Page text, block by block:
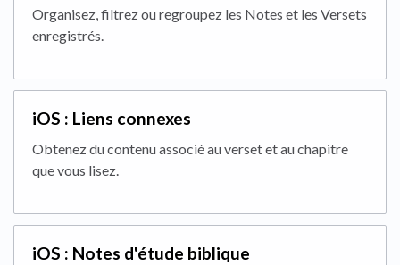
Organisez, filtrez ou regroupez les Notes et les Versets
enregistrés.
iOS : Liens connexes
Obtenez du contenu associé au verset et au chapitre
que vous lisez.
iOS : Notes d'étude biblique